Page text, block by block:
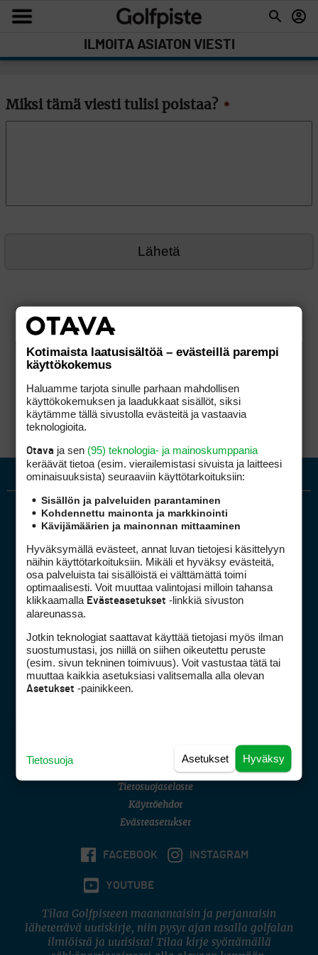
ILMOITA ASIATON VIESTI
Miksi tämä viesti tulisi poistaa? *
Golfpiste mediakortti
Golfpisteen yhteystiedot
DSA avoimuusraportti
Asiakaspalvelu
(digi) digi@otavamedia.fi
Tietosuojaseloste
Käyttöehdot
Evästeasetukset
FACEBOOK INSTAGRAM
YOUTUBE
Tilaa Golfpisteen maanantaisin ja perjantaisin
lähetettävä uutiskirje, niin pysyt ajan tasalla golfalan
ilmiöistä ja uutisista! Tilaa kirje syöttämällä
Kotimaista laatusisältöä – evästeillä parempi
käyttökokemus
Haluamme tarjota sinulle parhaan mahdollisen
käyttökokemuksen ja laadukkaat sisällöt, siksi
käytämme tällä sivustolla evästeitä ja vastaavia
teknologioita.
Otava ja sen (95) teknologia- ja mainoskumppania
keräävät tietoa (esim. vierailemis­tasi sivuista ja laitteesi
ominaisuuk­sista) seuraaviin käyttötarkoituksiin:
Sisällön ja palveluiden parantaminen
Kohdennettu mainonta ja markkinointi
Kävijämäärien ja mainonnan mittaaminen
Hyväksymällä evästeet, annat luvan tietojesi käsittelyyn
näihin käyttötarkoituksiin. Mikäli et hyväksy evästeitä,
osa palveluista tai sisällöistä ei välttämättä toimi
optimaalisesti. Voit muuttaa valintojasi milloin tahansa
klikkaamalla Evästeasetukset -linkkiä sivuston
alareunassa.
Jotkin teknologiat saattavat käyttää tietojasi myös ilman
suostumustasi, jos niillä on siihen oikeutettu peruste
(esim. sivun tekninen toimivuus). Voit vastustaa tätä tai
muuttaa kaikkia asetuksiasi valitsemalla alla olevan
Asetukset -painikkeen.
Hyväksy
Asetukset
Tietosuoja